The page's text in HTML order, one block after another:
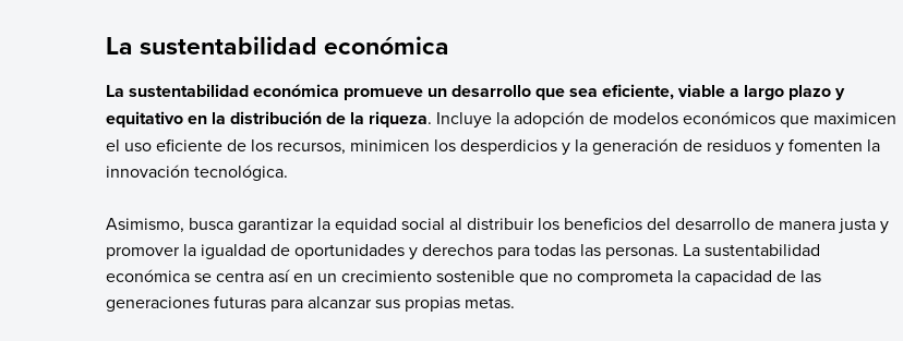
La sustentabilidad económica
La sustentabilidad económica promueve un desarrollo que sea eficiente, viable a largo plazo y
equitativo en la distribución de la riqueza. Incluye la adopción de modelos económicos que maximicen
el uso eficiente de los recursos, minimicen los desperdicios y la generación de residuos y fomenten la
innovación tecnológica.
Asimismo, busca garantizar la equidad social al distribuir los beneficios del desarrollo de manera justa y
promover la igualdad de oportunidades y derechos para todas las personas. La sustentabilidad
económica se centra así en un crecimiento sostenible que no comprometa la capacidad de las
generaciones futuras para alcanzar sus propias metas.